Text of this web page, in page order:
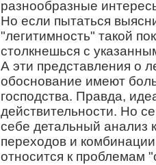
разнообразные
Но если пытаться
"легитимность" такой
столкнешься с
А эти представления о
обоснование имеют
господства. Правда,
действительности. Но
себе детальный анализ
переходов и
относится к проблемам